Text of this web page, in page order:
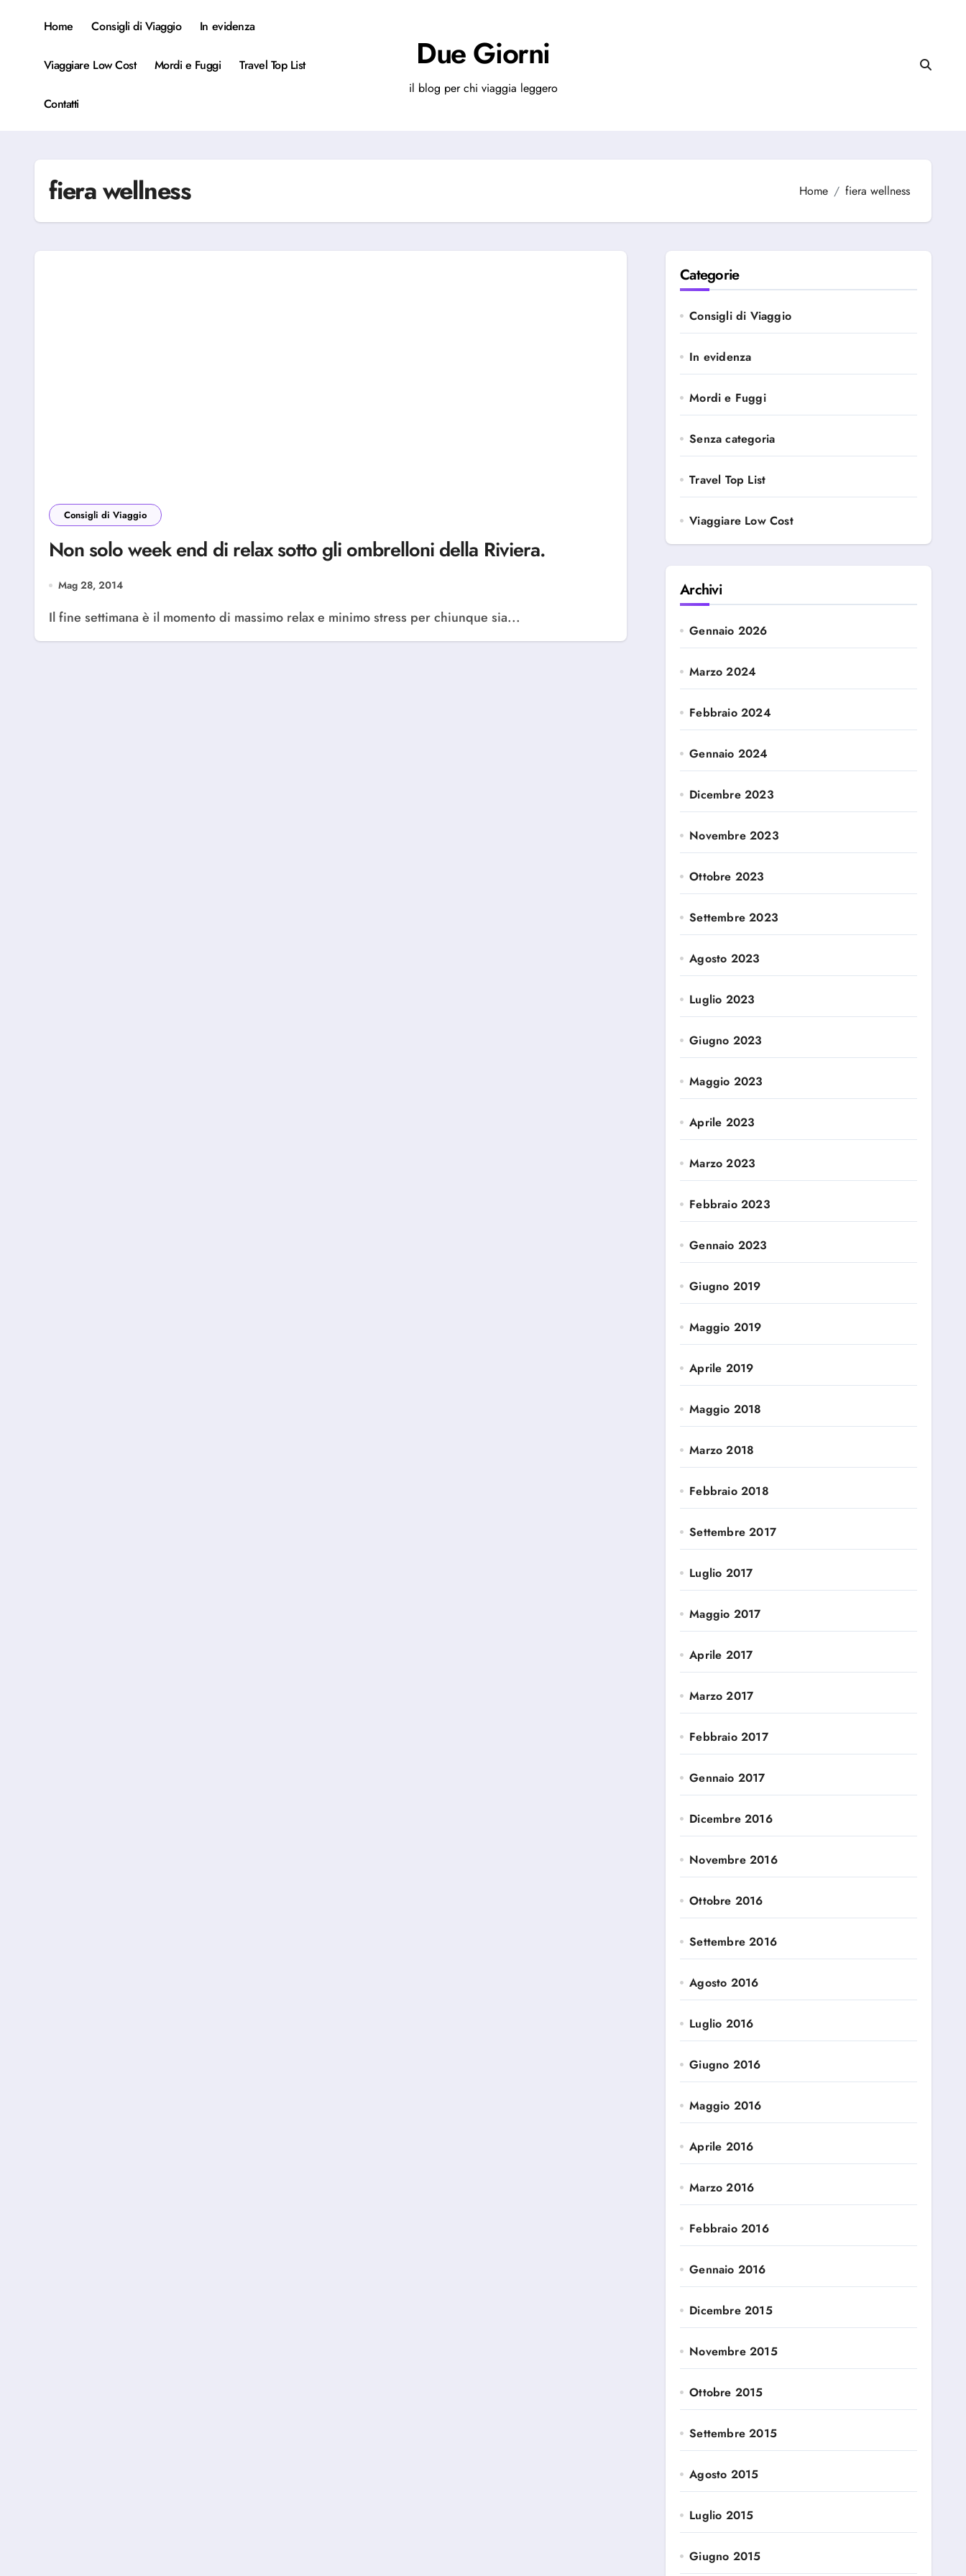
Home Consigli di Viaggio In evidenza
Viaggiare Low Cost Mordi e Fuggi Travel Top List
Contatti
Due Giorni
il blog per chi viaggia leggero
fiera wellness Home fiera wellness
Consigli di Viaggio
Non solo week end di relax sotto gli ombrelloni della Riviera.
Mag 28, 2014
Il fine settimana è il momento di massimo relax e minimo stress per chiunque sia...
Categorie
Consigli di Viaggio
In evidenza
Mordi e Fuggi
Senza categoria
Travel Top List
Viaggiare Low Cost
Archivi
Gennaio 2026
Marzo 2024
Febbraio 2024
Gennaio 2024
Dicembre 2023
Novembre 2023
Ottobre 2023
Settembre 2023
Agosto 2023
Luglio 2023
Giugno 2023
Maggio 2023
Aprile 2023
Marzo 2023
Febbraio 2023
Gennaio 2023
Giugno 2019
Maggio 2019
Aprile 2019
Maggio 2018
Marzo 2018
Febbraio 2018
Settembre 2017
Luglio 2017
Maggio 2017
Aprile 2017
Marzo 2017
Febbraio 2017
Gennaio 2017
Dicembre 2016
Novembre 2016
Ottobre 2016
Settembre 2016
Agosto 2016
Luglio 2016
Giugno 2016
Maggio 2016
Aprile 2016
Marzo 2016
Febbraio 2016
Gennaio 2016
Dicembre 2015
Novembre 2015
Ottobre 2015
Settembre 2015
Agosto 2015
Luglio 2015
Giugno 2015